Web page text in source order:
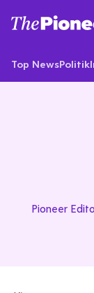
Top NewsPolitik
Pioneer